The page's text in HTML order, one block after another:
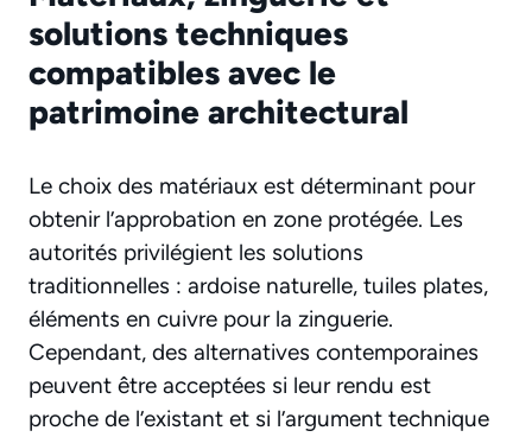
solutions techniques
compatibles avec le
patrimoine architectural
Le choix des matériaux est déterminant pour
obtenir l’approbation en zone protégée. Les
autorités privilégient les solutions
traditionnelles : ardoise naturelle, tuiles plates,
éléments en cuivre pour la zinguerie.
Cependant, des alternatives contemporaines
peuvent être acceptées si leur rendu est
proche de l’existant et si l’argument technique